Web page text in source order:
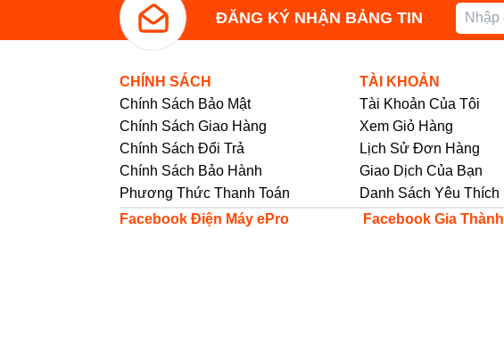
ĐĂNG KÝ NHẬN BẢNG TIN
CHÍNH SÁCH
Chính Sách Bảo Mật
Chính Sách Giao Hàng
Chính Sách Đổi Trả
Chính Sách Bảo Hành
Phương Thức Thanh Toán
TÀI KHOẢN
Tài Khoản Của Tôi
Xem Giỏ Hàng
Lịch Sử Đơn Hàng
Giao Dịch Của Bạn
Danh Sách Yêu Thích
Facebook Điện Máy ePro
Facebook Gia Thành